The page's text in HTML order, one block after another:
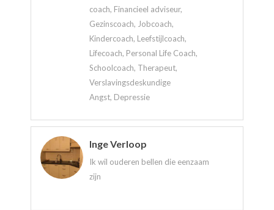
coach, Financieel adviseur,
Gezinscoach, Jobcoach,
Kindercoach, Leefstijlcoach,
Lifecoach, Personal Life Coach,
Schoolcoach, Therapeut,
Verslavingsdeskundige
Angst, Depressie
Inge Verloop
Ik wil ouderen bellen die eenzaam
zijn